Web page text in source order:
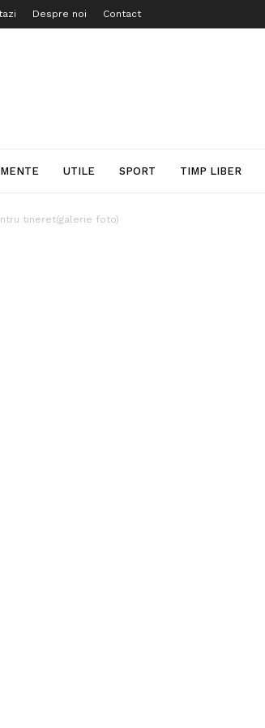
Despre noi Contact
UTILE SPORT TIMP LIBER
tineret(galerie foto)